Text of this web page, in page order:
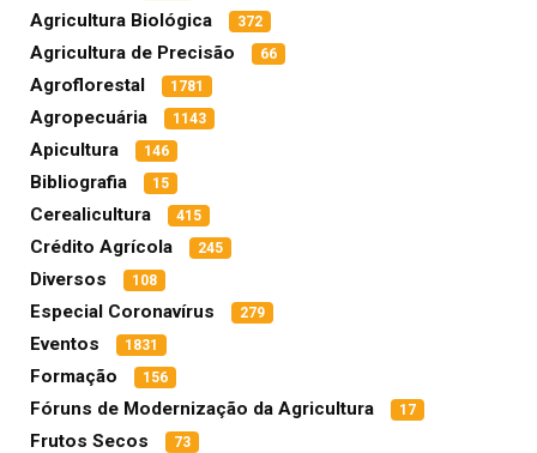
Agricultura Biológica 372
Agricultura de Precisão 66
Agroflorestal 1781
Agropecuária 1143
Apicultura 146
Bibliografia 15
Cerealicultura 415
Crédito Agrícola 245
Diversos 108
Especial Coronavírus 279
Eventos 1831
Formação 156
Fóruns de Modernização da Agricultura 17
Frutos Secos 73